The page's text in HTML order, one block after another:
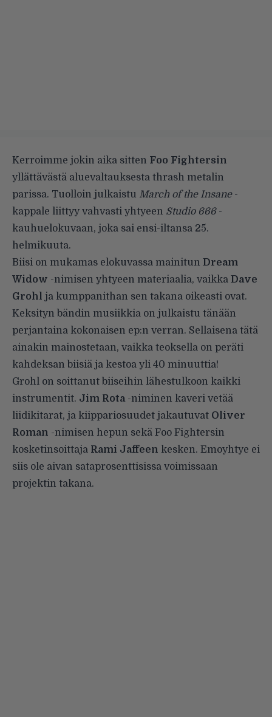
Kerroimme jokin aika sitten Foo Fightersin
yllättävästä aluevaltauksesta thrash metalin
parissa. Tuolloin julkaistu March of the Insane-
kappale liittyy vahvasti yhtyeen Studio 666-
kauhuelokuvaan, joka sai ensi-iltansa 25.
helmikuuta.
Biisi on mukamas elokuvassa mainitun Dream
Widow -nimisen yhtyeen materiaalia, vaikka Dave
Grohl ja kumppanithan sen takana oikeasti ovat.
Keksityn bändin musiikkia on julkaistu tänään
perjantaina kokonaisen ep:n verran. Sellaisena tätä
ainakin mainostetaan, vaikka teoksella on peräti
kahdeksan biisiä ja kestoa yli 40 minuuttia!
Grohl on soittanut biiseihin lähestulkoon kaikki
instrumentit. Jim Rota-niminen kaveri vetää
liidikitarat, ja kiippariosuudet jakautuvat Oliver
Roman -nimisen hepun sekä Foo Fightersin
kosketinsoittaja Rami Jaffeen kesken. Emoyhtye ei
siis ole aivan sataprosenttisissa voimissaan
projektin takana.